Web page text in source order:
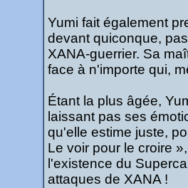
Yumi fait également
devant quiconque,
XANA-guerrier. Sa
face à n'importe qui,
Étant la plus âgée,
laissant pas ses
qu'elle estime juste,
Le voir pour le croire
l'existence du
attaques de XANA !